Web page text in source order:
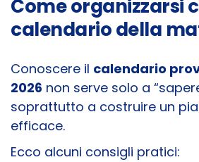
Come organizzarsi
calendario della
Conoscere il calendario
2026 non serve solo a
soprattutto a costruire un
efficace.
Ecco alcuni consigli pratici: